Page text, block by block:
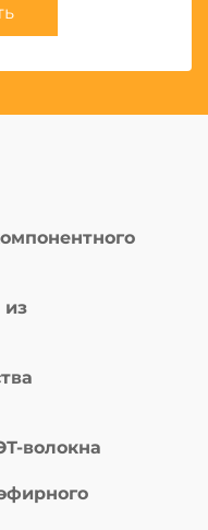
из
волокна